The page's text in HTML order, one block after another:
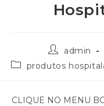
admin
produtos
CLIQUE NO MENU